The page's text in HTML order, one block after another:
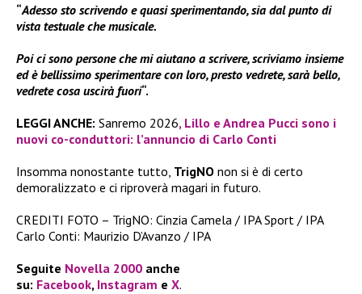
“Adesso sto scrivendo e quasi sperimentando, sia dal punto di
vista testuale che musicale.
Poi ci sono persone che mi aiutano a scrivere, scriviamo insieme
ed è bellissimo sperimentare con loro, presto vedrete, sarà bello,
vedrete cosa uscirà fuori“.
LEGGI ANCHE: Sanremo 2026, Lillo e Andrea Pucci sono i
nuovi co-conduttori: l’annuncio di Carlo Conti
Insomma nonostante tutto, TrigNO non si è di certo
demoralizzato e ci riproverà magari in futuro.
CREDITI FOTO – TrigNO: Cinzia Camela / IPA Sport / IPA
Carlo Conti: Maurizio D’Avanzo / IPA
Seguite Novella 2000 anche
su: Facebook, Instagram e X.